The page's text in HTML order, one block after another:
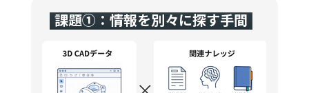
課題①：情報を別々に探す手間